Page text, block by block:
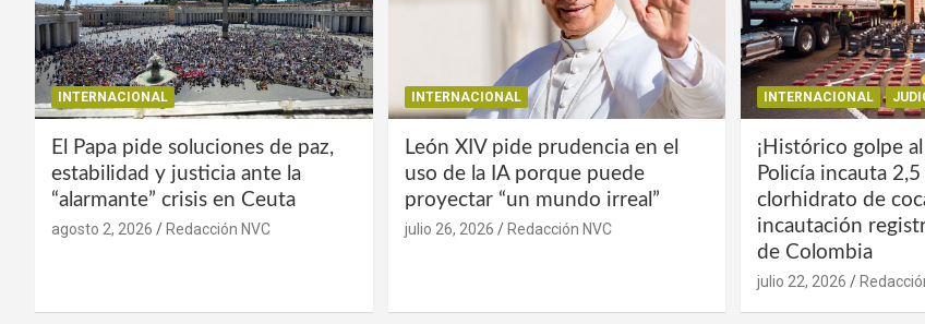
INTERNACIONAL
El Papa pide soluciones de paz,
estabilidad y justicia ante la
“alarmante” crisis en Ceuta
agosto 2, 2026 Redacción NVC
INTERNACIONAL
León XIV pide prudencia en el
uso de la IA porque puede
proyectar “un mundo irreal”
julio 26, 2026 Redacción NVC
INTERNACIONAL
¡Histórico golpe
Policía incauta
clorhidrato de
incautación
de Colombia
julio 22, 2026